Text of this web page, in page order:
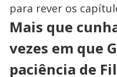
d
o
s
d
o
para rever os
Mais que
vezes em que
paciência de